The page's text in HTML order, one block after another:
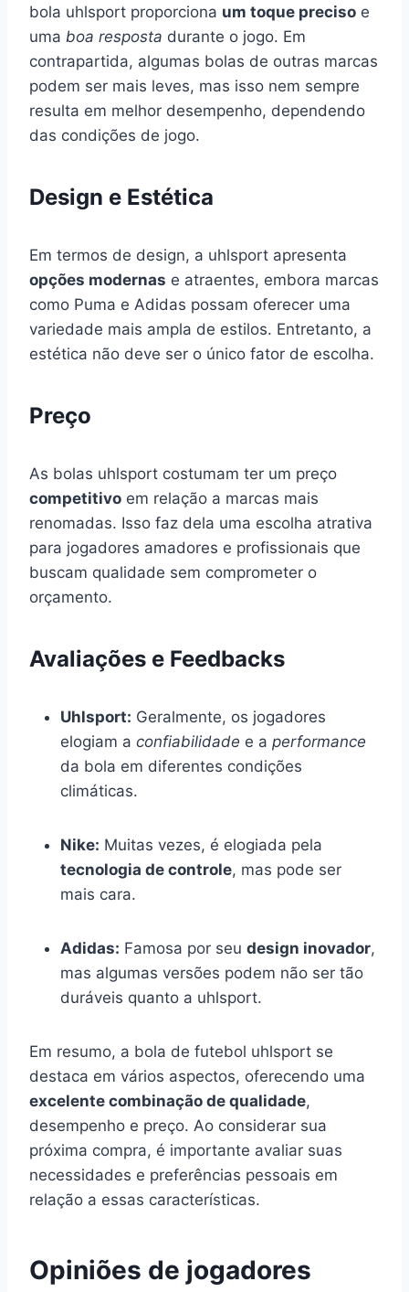
bola uhlsport proporciona um toque preciso e
uma boa resposta durante o jogo. Em
contrapartida, algumas bolas de outras marcas
podem ser mais leves, mas isso nem sempre
resulta em melhor desempenho, dependendo
das condições de jogo.
Design e Estética
Em termos de design, a uhlsport apresenta
opções modernas e atraentes, embora marcas
como Puma e Adidas possam oferecer uma
variedade mais ampla de estilos. Entretanto, a
estética não deve ser o único fator de escolha.
Preço
As bolas uhlsport costumam ter um preço
competitivo em relação a marcas mais
renomadas. Isso faz dela uma escolha atrativa
para jogadores amadores e profissionais que
buscam qualidade sem comprometer o
orçamento.
Avaliações e Feedbacks
Uhlsport: Geralmente, os jogadores
elogiam a confiabilidade e a performance
da bola em diferentes condições
climáticas.
Nike: Muitas vezes, é elogiada pela
tecnologia de controle, mas pode ser
mais cara.
Adidas: Famosa por seu design inovador,
mas algumas versões podem não ser tão
duráveis quanto a uhlsport.
Em resumo, a bola de futebol uhlsport se
destaca em vários aspectos, oferecendo uma
excelente combinação de qualidade,
desempenho e preço. Ao considerar sua
próxima compra, é importante avaliar suas
necessidades e preferências pessoais em
relação a essas características.
Opiniões de jogadores